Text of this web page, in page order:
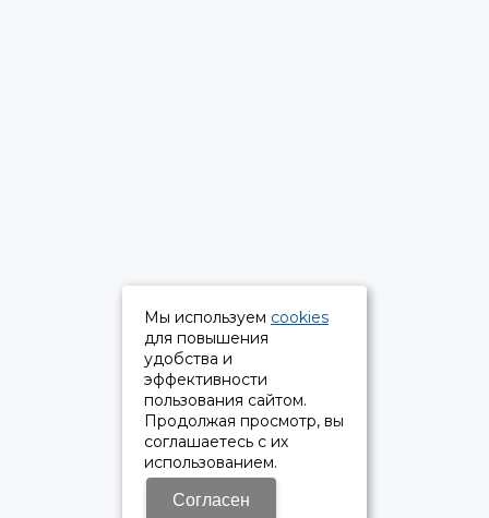
Мы используем cookies
для повышения
удобства и
эффективности
пользования сайтом.
Продолжая просмотр, вы
соглашаетесь с их
использованием.
Согласен